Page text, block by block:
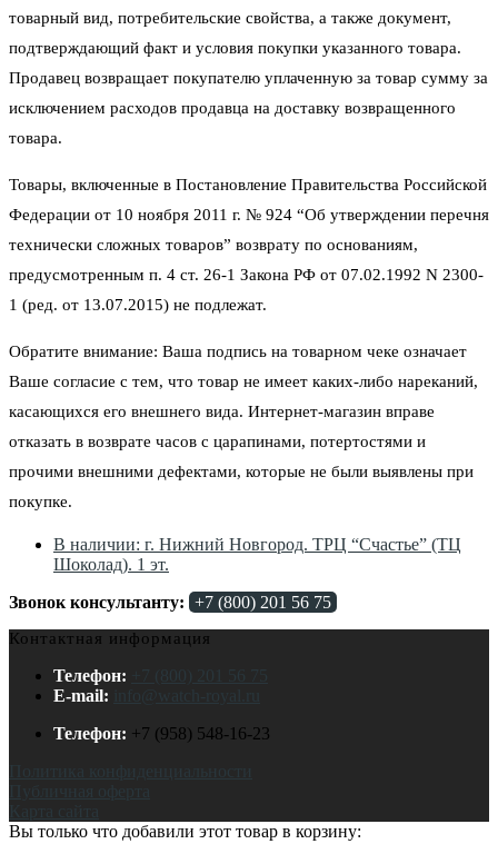
товарный вид, потребительские свойства, а также документ,
подтверждающий факт и условия покупки указанного товара.
Продавец возвращает покупателю уплаченную за товар сумму за
исключением расходов продавца на доставку возвращенного
товара.
Товары, включенные в Постановление Правительства Российской
Федерации от 10 ноября 2011 г. № 924 “Об утверждении перечня
технически сложных товаров” возврату по основаниям,
предусмотренным п. 4 ст. 26-1 Закона РФ от 07.02.1992 N 2300-
1 (ред. от 13.07.2015) не подлежат.
Обратите внимание: Ваша подпись на товарном чеке означает
Ваше согласие с тем, что товар не имеет каких-либо нареканий,
касающихся его внешнего вида. Интернет-магазин вправе
отказать в возврате часов с царапинами, потертостями и
прочими внешними дефектами, которые не были выявлены при
покупке.
В наличии: г. Нижний Новгород. ТРЦ “Счастье” (ТЦ
Шоколад). 1 эт.
Звонок консультанту: +7 (800) 201 56 75
Контактная информация
Телефон:
+7 (800) 201 56 75
E-mail:
Телефон: +7 (958) 548-16-23
Карта сайта
Вы только что добавили этот товар в корзину: